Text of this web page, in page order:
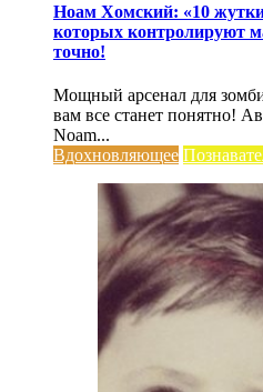
Ноам Хомский: «10
которых контролируют
точно!
Мощный арсенал для
вам все станет понятно!
Noam...
Вдохновляющее